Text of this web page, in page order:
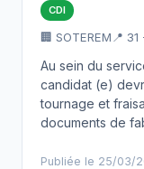
CDI
🏢 SOTEREM 📍
Au sein du
candidat (e)
tournage et
documents de
Publiée le 25/03/